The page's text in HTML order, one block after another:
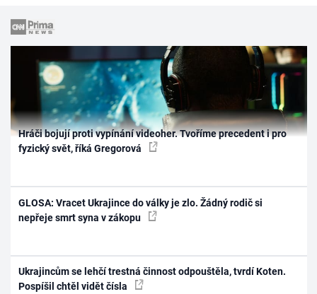
Hráči bojují proti vypínání videoher. Tvoříme precedent i pro
fyzický svět, říká Gregorová
GLOSA: Vracet Ukrajince do války je zlo. Žádný rodič si
nepřeje smrt syna v zákopu
Ukrajincům se lehčí trestná činnost odpouštěla, tvrdí Koten.
Pospíšil chtěl vidět čísla